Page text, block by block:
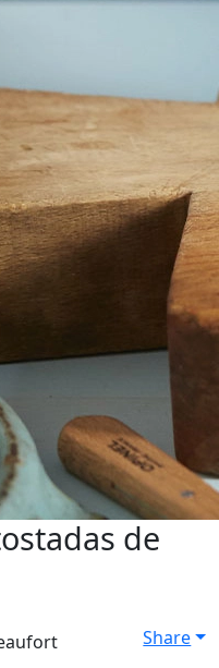
de
Share